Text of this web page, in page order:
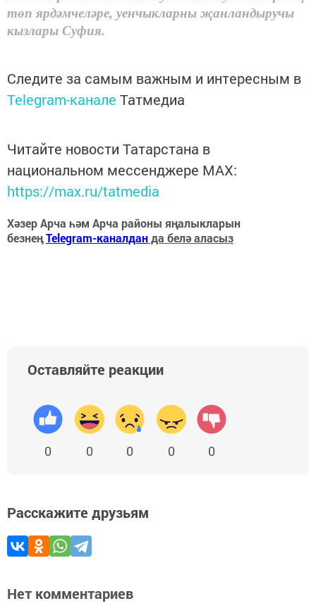
төп ярдәмчеләре, уенчыкларны җанландыручы
кызлары Суфия.
Следите за самым важным и интересным в
Telegram-канале Татмедиа
Читайте новости Татарстана в
национальном мессенджере MАХ:
https://max.ru/tatmedia
Хәзер Арча һәм Арча районы яңалыкларын
безнеңTelegram-каналданда белә аласыз
Оставляйте реакции
0 0 0 0 0
Расскажите друзьям
Нет комментариев